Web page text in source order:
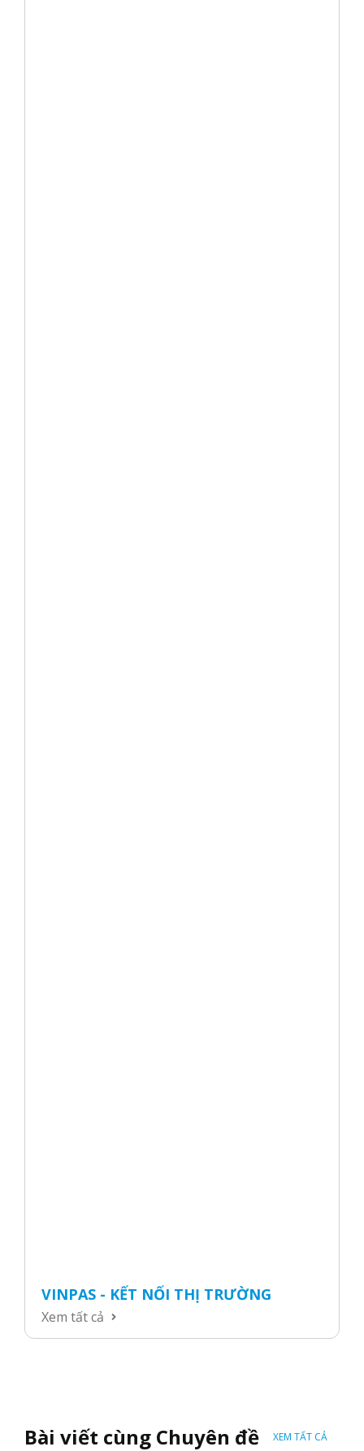
VINPAS - KẾT NỐI THỊ TRƯỜNG
Xem tất cả
Bài viết cùng Chuyên đề XEM TẤT CẢ